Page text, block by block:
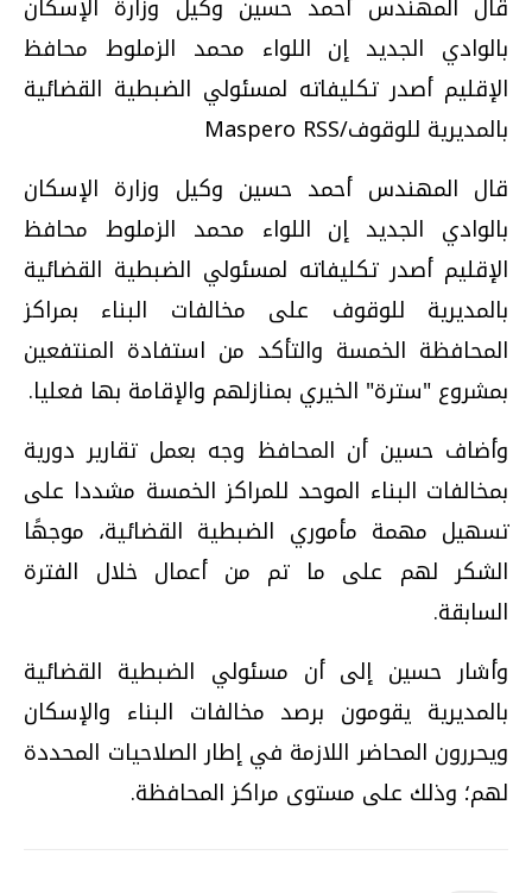
بالوادي الجديد إن اللواء محمد الزملوط محافظ
الإقليم أصدر تكليفاته لمسئولي الضبطية القضائية
بالمديرية للوقوف/Maspero RSS
قال المهندس أحمد حسين وكيل وزارة الإسكان
بالوادي الجديد إن اللواء محمد الزملوط محافظ
الإقليم أصدر تكليفاته لمسئولي الضبطية القضائية
بالمديرية للوقوف على مخالفات البناء بمراكز
المحافظة الخمسة والتأكد من استفادة المنتفعين
بمشروع "سترة" الخيري بمنازلهم والإقامة بها فعليا.
وأضاف حسين أن المحافظ وجه بعمل تقارير دورية
بمخالفات البناء الموحد للمراكز الخمسة مشددا على
تسهيل مهمة مأموري الضبطية القضائية، موجهًا
الشكر لهم على ما تم من أعمال خلال الفترة
السابقة.
وأشار حسين إلى أن مسئولي الضبطية القضائية
بالمديرية يقومون برصد مخالفات البناء والإسكان
ويحررون المحاضر اللازمة في إطار الصلاحيات المحددة
لهم؛ وذلك على مستوى مراكز المحافظة.